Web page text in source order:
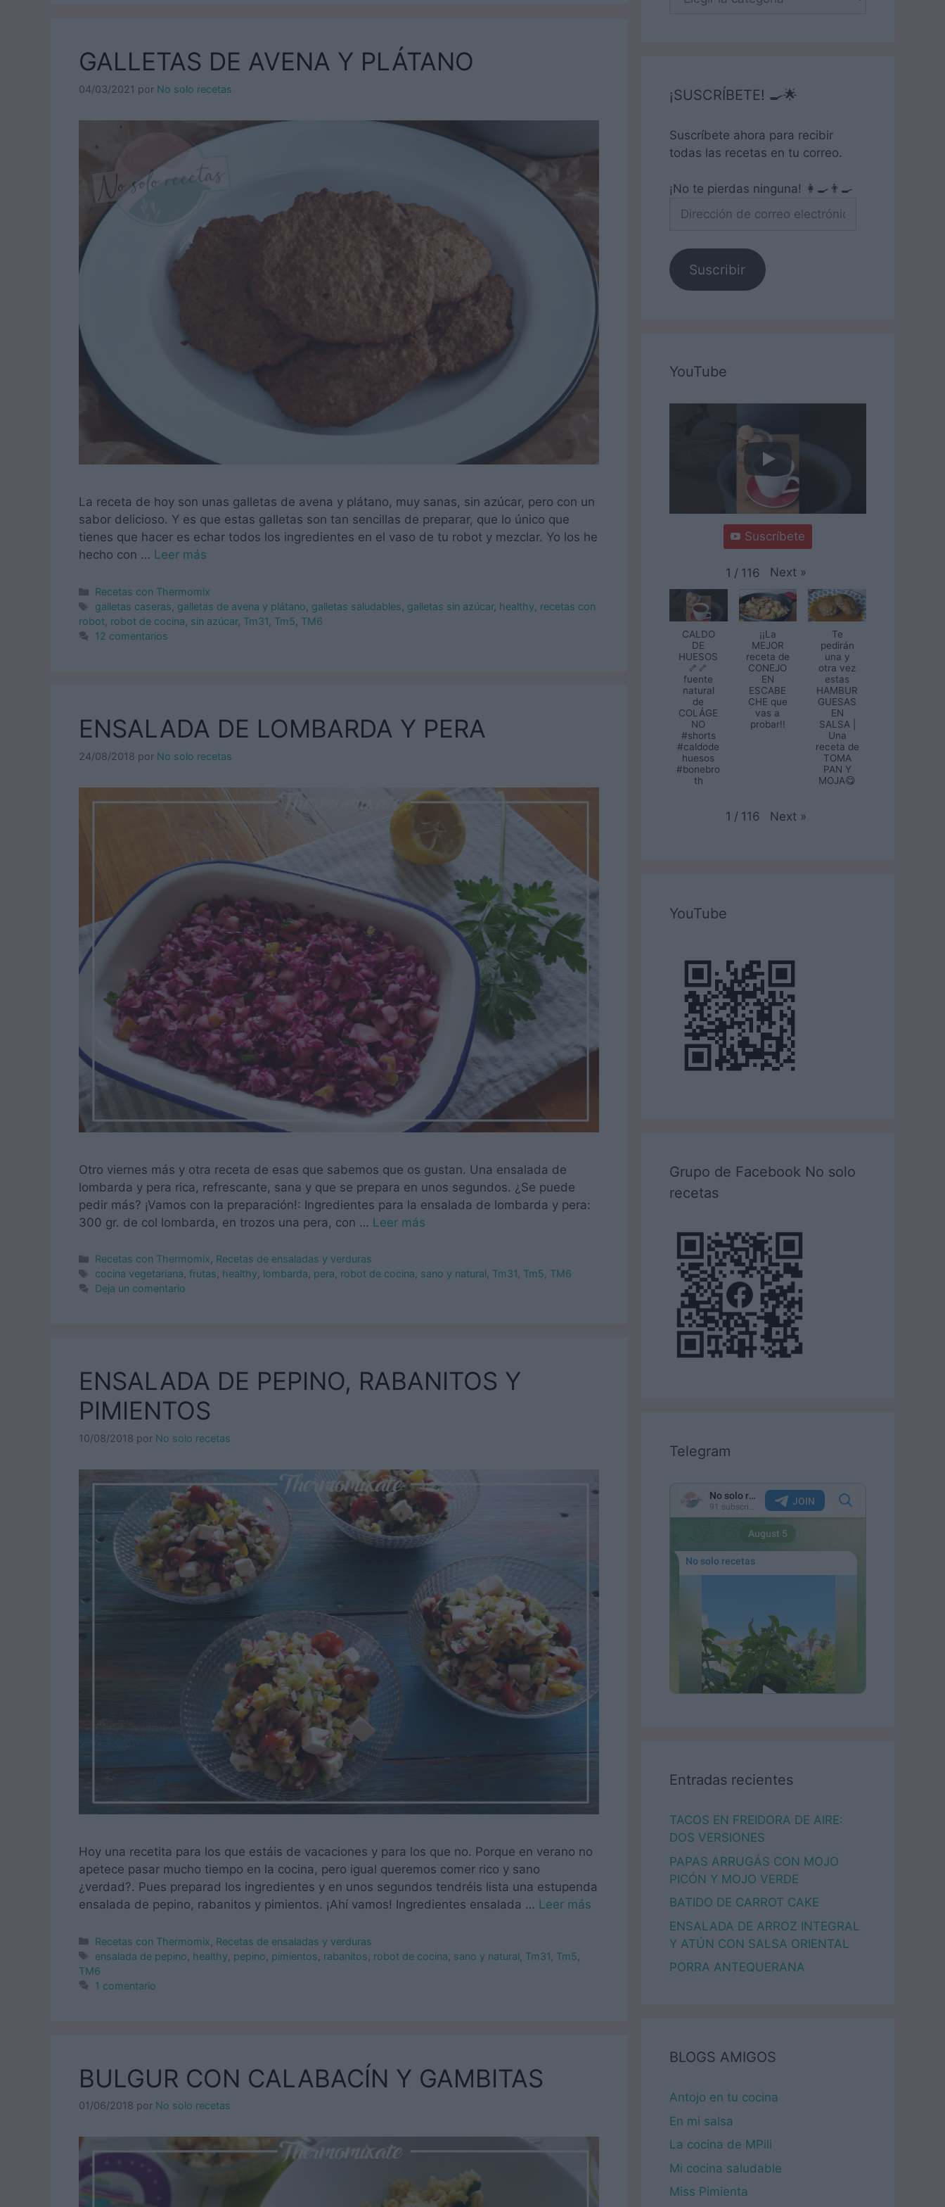
GALLETAS DE AVENA Y PLÁTANO
04/03/2021 por No solo recetas
La receta de hoy son unas galletas de avena y plátano, muy sanas, sin azúcar, pero con un
sabor delicioso. Y es que estas galletas son tan sencillas de preparar, que lo único que
tienes que hacer es echar todos los ingredientes en el vaso de tu robot y mezclar. Yo los he
hecho con … Leer más
Categorías
Recetas con Thermomix
Etiquetas
galletas caseras galletas de avena y plátano galletas saludables galletas sin azúcar, healthy recetas con
robot robot de cocina sin azúcar, Tm31 Tm5 TM6
12 comentarios
ENSALADA DE LOMBARDA Y PERA
24/08/2018 por No solo recetas
Otro viernes más y otra receta de esas que sabemos que os gustan. Una ensalada de
lombarda y pera rica, refrescante, sana y que se prepara en unos segundos. ¿Se puede
pedir más? ¡Vamos con la preparación!: Ingredientes para la ensalada de lombarda y pera:
300 gr. de col lombarda, en trozos una pera, con … Leer más
Categorías
Recetas con Thermomix, Recetas de ensaladas y verduras
Etiquetas
cocina vegetariana,frutas, healthy, lombarda, pera, robot de cocina, sano y natural, Tm31, Tm5, TM6
Deja un comentario
ENSALADA DE PEPINO, RABANITOS Y
PIMIENTOS
10/08/2018 por No solo recetas
Hoy una recetita para los que estáis de vacaciones y para los que no. Porque en verano no
apetece pasar mucho tiempo en la cocina, pero igual queremos comer rico y sano
¿verdad?. Pues preparad los ingredientes y en unos segundos tendréis lista una estupenda
ensalada de pepino, rabanitos y pimientos. ¡Ahí vamos! Ingredientes ensalada … Leer más
Categorías
Recetas con Thermomix Recetas de ensaladas y verduras
Etiquetas
ensalada de pepino healthy pepino pimientos rabanitos robot de cocina sano y natural Tm31 Tm5
TM6
1 comentario
BULGUR CON CALABACÍN Y GAMBITAS
01/06/2018 por No solo recetas
¡SUSCRÍBETE! 🍳🌟
Suscríbete ahora para recibir
todas las recetas en tu correo.
¡No te pierdas ninguna! 👩‍🍳👨‍🍳
de
electrónico
Suscribir
YouTube
Suscríbete
1 / 116 Next »
CALDO
DE
HUESOS
🦴🦴
fuente
natural
de
COLÁGE
NO
#shorts
#caldode
huesos
#bonebro
th
¡¡La
MEJOR
receta de
CONEJO
EN
ESCABE
CHE que
vas a
probar!!
Te
pedirán
una y
otra vez
estas
HAMBUR
GUESAS
EN
SALSA |
Una
receta de
TOMA
PAN Y
MOJA😋
1 / 116 Next »
YouTube
Grupo de Facebook No solo
recetas
Telegram
Entradas recientes
TACOS EN FREIDORA DE AIRE:
DOS VERSIONES
PAPAS ARRUGÁS CON MOJO
PICÓN Y MOJO VERDE
BATIDO DE CARROT CAKE
ENSALADA DE ARROZ INTEGRAL
Y ATÚN CON SALSA ORIENTAL
PORRA ANTEQUERANA
BLOGS AMIGOS
Antojo en tu cocina
En mi salsa
La cocina de MPili
Mi cocina saludable
Miss Pimienta